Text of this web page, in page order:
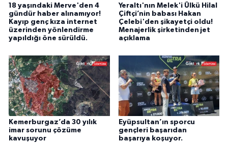
18 yaşındaki Merve'den 4
gündür haber alınamıyor!
Kayıp genç kıza internet
üzerinden yönlendirme
yapıldığı öne sürüldü.
Yeraltı'nın Melek'i Ülkü Hilal
Çiftçi’nin babası Hakan
Çelebi'den şikayetçi oldu!
Menajerlik şirketinden jet
açıklama
Kemerburgaz’da 30 yılık
imar sorunu çözüme
kavuşuyor
Eyüpsultan’ın sporcu
gençleri başarıdan
başarıya koşuyor.